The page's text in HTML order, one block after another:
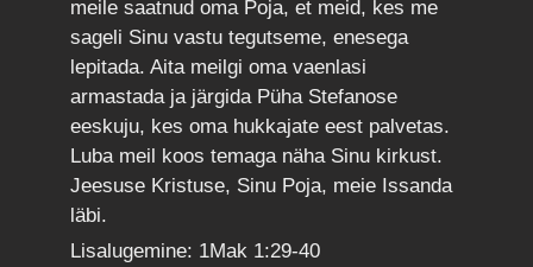
meile saatnud oma Poja, et meid, kes me
sageli Sinu vastu tegutseme, enesega
lepitada. Aita meilgi oma vaenlasi
armastada ja järgida Püha Stefanose
eeskuju, kes oma hukkajate eest palvetas.
Luba meil koos temaga näha Sinu kirkust.
Jeesuse Kristuse, Sinu Poja, meie Issanda
läbi.
Lisalugemine: 1Mak 1:29-40